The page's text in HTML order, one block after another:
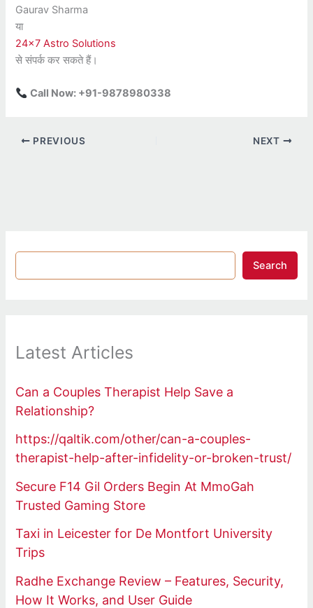
Gaurav Sharma
या
24×7 Astro Solutions
से संपर्क कर सकते हैं।
Call Now: +91-9878980338
PREVIOUS NEXT
Search
Latest Articles
Can a Couples Therapist Help Save a
Relationship?
https://qaltik.com/other/can-a-couples-
therapist-help-after-infidelity-or-broken-trust/
Secure F14 Gil Orders Begin At MmoGah
Trusted Gaming Store
Taxi in Leicester for De Montfort University
Trips
Radhe Exchange Review – Features, Security,
How It Works, and User Guide